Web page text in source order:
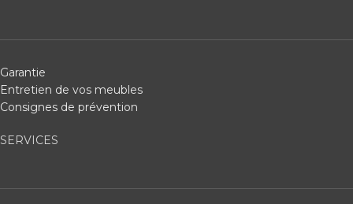
Garantie
Entretien de vos meubles
Consignes de prévention
SERVICES